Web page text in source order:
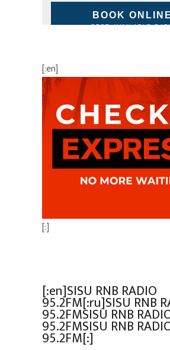
BOOK ONLINE
BEST AVAILABLE
[:en]
[:]
[:en]SISU RNB RADIO
95.2FM[:ru]SISU RNB
95.2FMSISU RNB
95.2FMSISU RNB
95.2FM[:]